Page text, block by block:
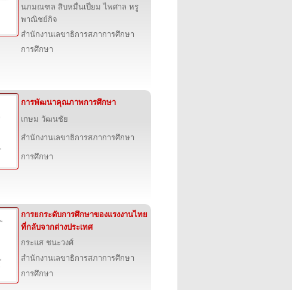
นภมณฑล สิบหมื่นเปี่ยม ไพศาล หรู
พาณิชย์กิจ
สำนักงานเลขาธิการสภาการศึกษา
การศึกษา
การพัฒนาคุณภาพการศึกษา
เกษม วัฒนชัย
สำนักงานเลขาธิการสภาการศึกษา
การศึกษา
การยกระดับการศึกษาของแรงงานไทย
ที่กลับจากต่างประเทศ
กระแส ชนะวงศ์
สำนักงานเลขาธิการสภาการศึกษา
การศึกษา